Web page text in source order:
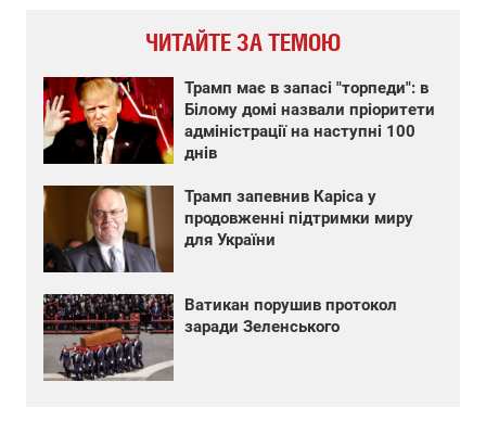
ЧИТАЙТЕ ЗА ТЕМОЮ
Трамп має в запасі "торпеди": в
Білому домі назвали пріоритети
адміністрації на наступні 100
днів
Трамп запевнив Каріса у
продовженні підтримки миру
для України
Ватикан порушив протокол
заради Зеленського